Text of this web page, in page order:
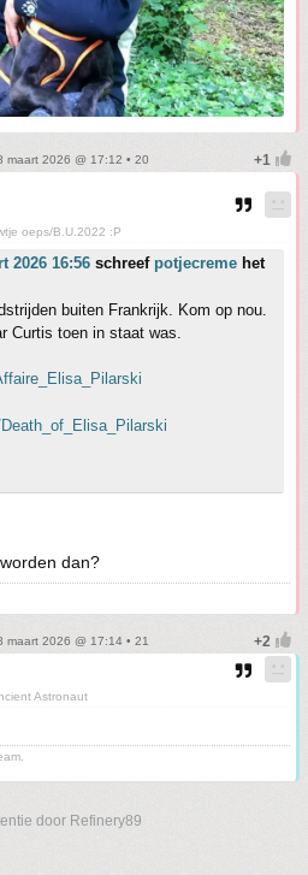
maart 2026 @ 17:12 • 20
oeps/B.U.2022 :P
2026 16:56 schreef potjecreme het
buiten Frankrijk. Kom op nou.
Curtis toen in staat was.
dan?
maart 2026 @ 17:14 • 21
Astronaut
door Refinery89